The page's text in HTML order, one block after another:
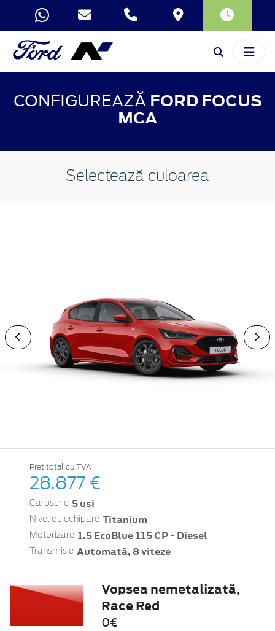
CONFIGUREAZĂ FORD FOCUS
MCA
Selectează culoarea
Pret total cu TVA
28.877 €
Caroserie 5 usi
Nivel de echipare Titanium
Motorizare 1.5 EcoBlue 115 CP - Diesel
Transmisie Automată, 8 viteze
Vopsea nemetalizată,
Race Red
0€